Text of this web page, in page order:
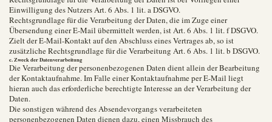
Einwilligung des Nutzers Art. 6 Abs. 1 lit. a DSGVO.
Rechtsgrundlage für die Verarbeitung der Daten, die im Zuge einer
Übersendung einer E-Mail übermittelt werden, ist Art. 6 Abs. 1 lit. f DSGVO.
Zielt der E-Mail-Kontakt auf den Abschluss eines Vertrages ab, so ist
zusätzliche Rechtsgrundlage für die Verarbeitung Art. 6 Abs. 1 lit. b DSGVO.
c. Zweck der Datenverarbeitung
Die Verarbeitung der personenbezogenen Daten dient allein der Bearbeitung
der Kontaktaufnahme. Im Falle einer Kontaktaufnahme per E-Mail liegt
hieran auch das erforderliche berechtigte Interesse an der Verarbeitung der
Daten.
Die sonstigen während des Absendevorgangs verarbeiteten
personenbezogenen Daten dienen dazu, einen Missbrauch des